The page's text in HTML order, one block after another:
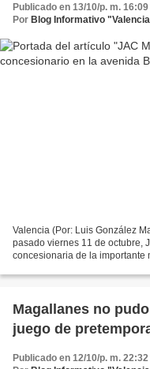
Publicado en 13/10/p. m. 16:09
Por Blog Informativo
Valencia (Por: Luis González
pasado viernes 11 de octubre,
concesionaria de la importante
Magallanes no
juego de
Publicado en 12/10/p. m. 22:32